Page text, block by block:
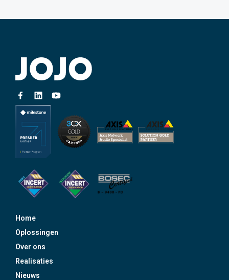
Home
Oplossingen
Over ons
Realisaties
Nieuws